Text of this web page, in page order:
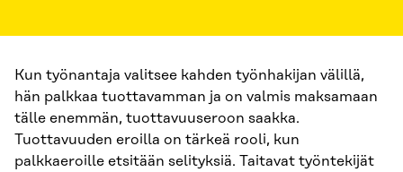
Kun työnantaja valitsee kahden työnhakijan välillä,
hän palkkaa tuottavamman ja on valmis maksamaan
tälle enemmän, tuottavuuseroon saakka.
Tuottavuuden eroilla on tärkeä rooli, kun
palkkaeroille etsitään selityksiä. Taitavat työntekijät